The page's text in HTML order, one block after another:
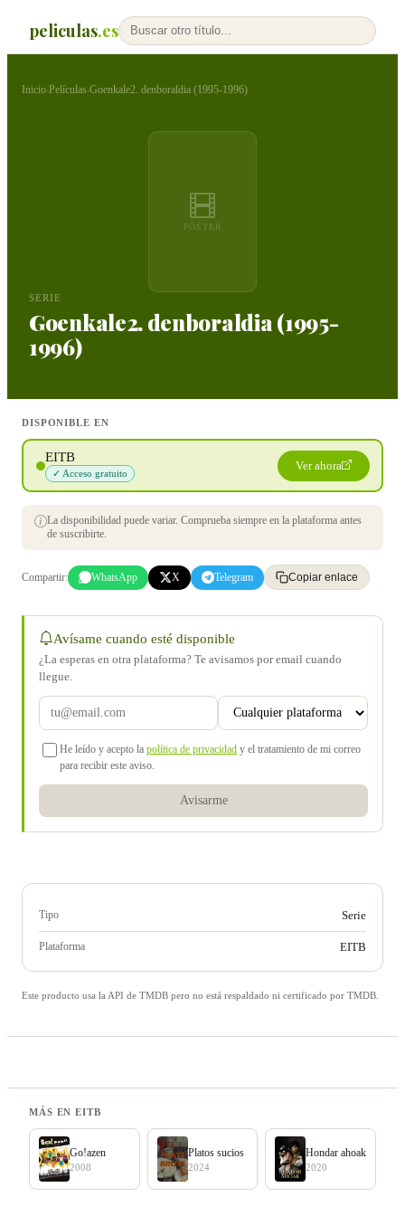
peliculas.es
Inicio›Películas›Goenkale2. denboraldia (1995-1996)
PÓSTER
SERIE
Goenkale2. denboraldia (1995-
1996)
DISPONIBLE EN
EITB
✓ Acceso gratuito
Ver ahora
La disponibilidad puede variar. Comprueba siempre en la plataforma antes
de suscribirte.
Compartir: WhatsApp X Telegram Copiar enlace
Avísame cuando esté disponible
¿La esperas en otra plataforma? Te avisamos por email cuando
llegue.
He leído y acepto la política de privacidad y el tratamiento de mi correo
para recibir este aviso.
Avisarme
Tipo Serie
Plataforma EITB
Este producto usa la API de TMDB pero no está respaldado ni certificado por TMDB.
MÁS EN EITB
Go!azen
2008
Platos sucios
2024
Hondar ahoak
2020